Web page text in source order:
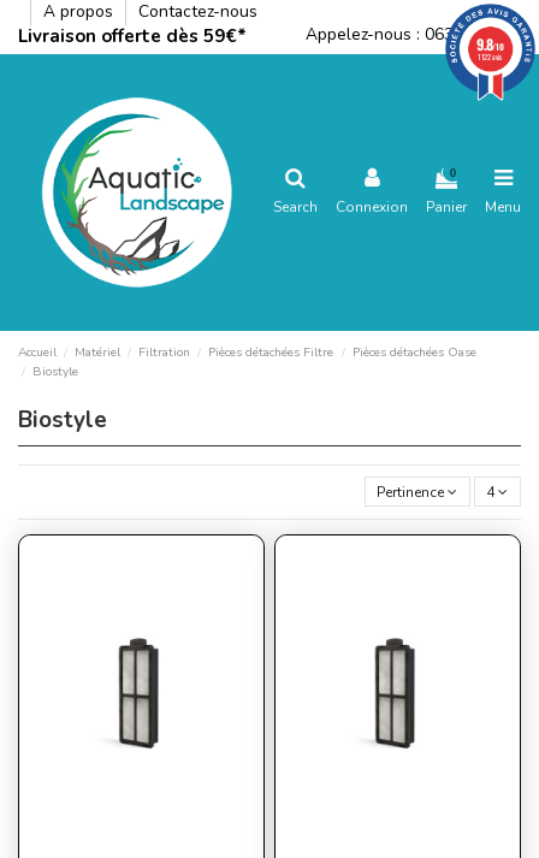
A propos Contactez-nous
Livraison offerte dès 59€* Appelez-nous : 0636792288
Search Connexion
0
Panier Menu
Accueil Matériel Filtration Pièces détachées Filtre
Pièces détachées Oase
Biostyle
Biostyle
Pertinence 4
9.8/10
1122 avis